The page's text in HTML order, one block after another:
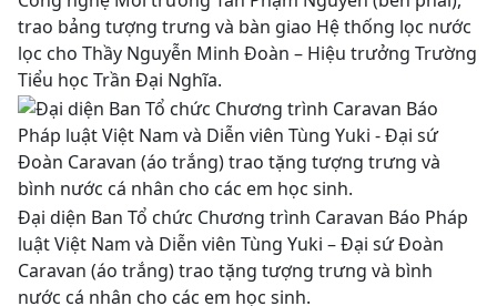
trao bảng tượng trưng và bàn giao Hệ thống lọc nước
lọc cho Thầy Nguyễn Minh Đoàn – Hiệu trưởng Trường
Tiểu học Trần Đại Nghĩa.
Đại diện Ban Tổ chức Chương trình Caravan Báo Pháp
luật Việt Nam và Diễn viên Tùng Yuki – Đại sứ Đoàn
Caravan (áo trắng) trao tặng tượng trưng và bình
nước cá nhân cho các em học sinh.